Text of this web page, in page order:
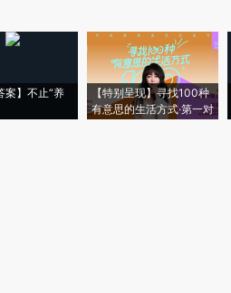
案】不止“养
【特别呈现】寻找100种
有意思的生活方式·第一对